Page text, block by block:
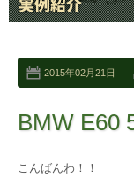
2015年02月21日
BMW
こんばんわ！！